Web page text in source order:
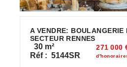
A VENDRE: BOULANGERIE
SECTEUR RENNES
30 m²
Réf : 5144SR
271 000